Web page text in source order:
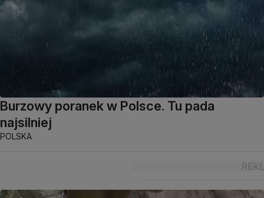
Burzowy poranek w Polsce. Tu pada
najsilniej
POLSKA